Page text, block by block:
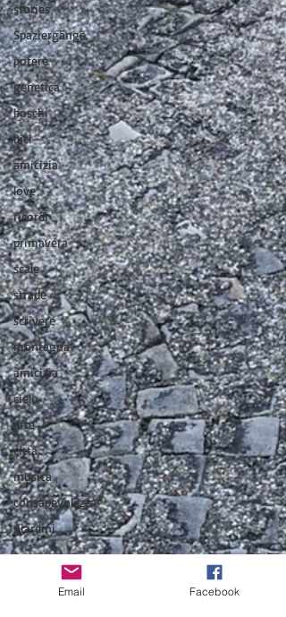
stories
Spaziergänge
potere
genetica
boschi
bici
amicizia
love
ricordi
primavera
scale
strade
scrivere
montagna
amicizia
cielo
arte
città
musica
consapevolezza
giardini
Email Facebook